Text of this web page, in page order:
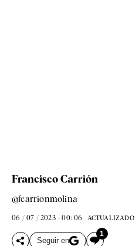
Francisco Carrión
@fcarrionmolina
06 / 07 / 2023 - 00: 06 ACTUALIZADO
Seguir en
1